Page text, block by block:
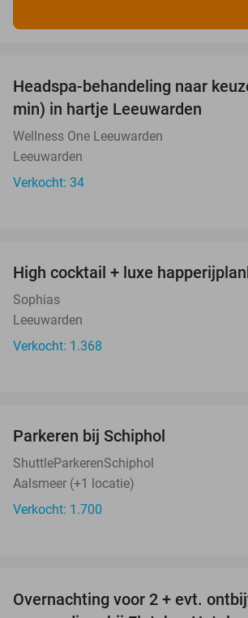
Headspa-behandeling naar
min) in hartje Leeuwarden
Wellness One Leeuwarden
Leeuwarden
Verkocht: 34
High cocktail + luxe
Sophias
Leeuwarden
Verkocht: 1.368
Parkeren bij Schiphol
ShuttleParkerenSchiphol
Aalsmeer (+1 locatie)
Verkocht: 1.700
Overnachting voor 2 + evt.